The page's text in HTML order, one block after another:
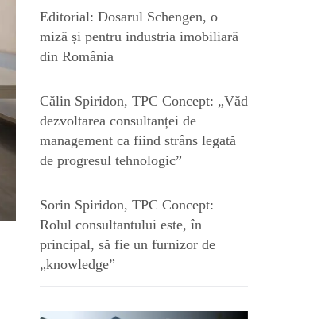
Editorial: Dosarul Schengen, o
miză și pentru industria imobiliară
din România
Călin Spiridon, TPC Concept: „Văd
dezvoltarea consultanței de
management ca fiind strâns legată
de progresul tehnologic”
Sorin Spiridon, TPC Concept:
Rolul consultantului este, în
principal, să fie un furnizor de
„knowledge”